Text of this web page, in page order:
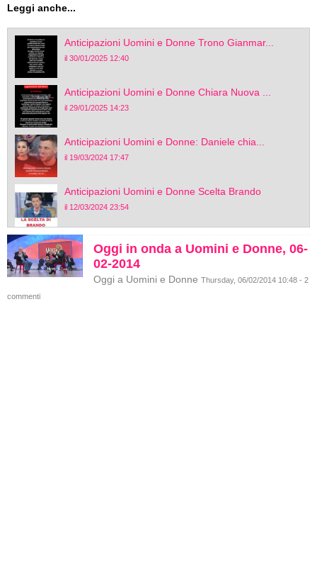
Leggi anche...
Anticipazioni Uomini e Donne Trono Gianmar...
il 30/01/2025 12:40
Anticipazioni Uomini e Donne Chiara Nuova ...
il 29/01/2025 14:23
Anticipazioni Uomini e Donne: Daniele chia...
il 19/03/2024 17:47
Anticipazioni Uomini e Donne Scelta Brando
il 12/03/2024 23:54
Oggi in onda a Uomini e Donne, 06-
02-2014
Oggi a Uomini e Donne Thursday, 06/02/2014 10:48 - 2
commenti